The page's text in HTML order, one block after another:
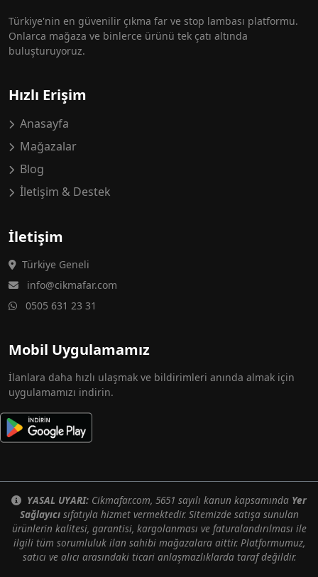
Türkiye'nin en güvenilir çıkma far ve stop lambası platformu.
Onlarca mağaza ve binlerce ürünü tek çatı altında
buluşturuyoruz.
Hızlı Erişim
Anasayfa
Mağazalar
Blog
İletişim & Destek
İletişim
Türkiye Geneli
info@cikmafar.com
0505 631 23 31
Mobil Uygulamamız
İlanlara daha hızlı ulaşmak ve bildirimleri anında almak için
uygulamamızı indirin.
YASAL UYARI: Cikmafar.com, 5651 sayılı kanun kapsamında Yer
Sağlayıcısıfatıyla hizmet vermektedir. Sitemizde satışa sunulan
ürünlerin kalitesi, garantisi, kargolanması ve faturalandırılması ile
ilgili tüm sorumluluk ilan sahibi mağazalara aittir. Platformumuz,
satıcı ve alıcı arasındaki ticari anlaşmazlıklarda taraf değildir.